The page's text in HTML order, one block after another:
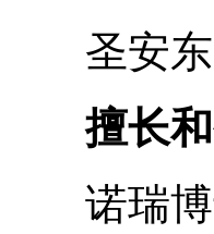
圣安东
擅长和
诺瑞博